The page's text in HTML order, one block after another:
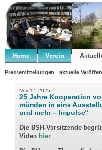
Home Verein
Pressemitteilungen aktuelle
Nov 17, 2025
25 Jahre Kooperation
münden in eine
und mehr – Impulse“
Die BSH-Vorsitzende
Video hier.